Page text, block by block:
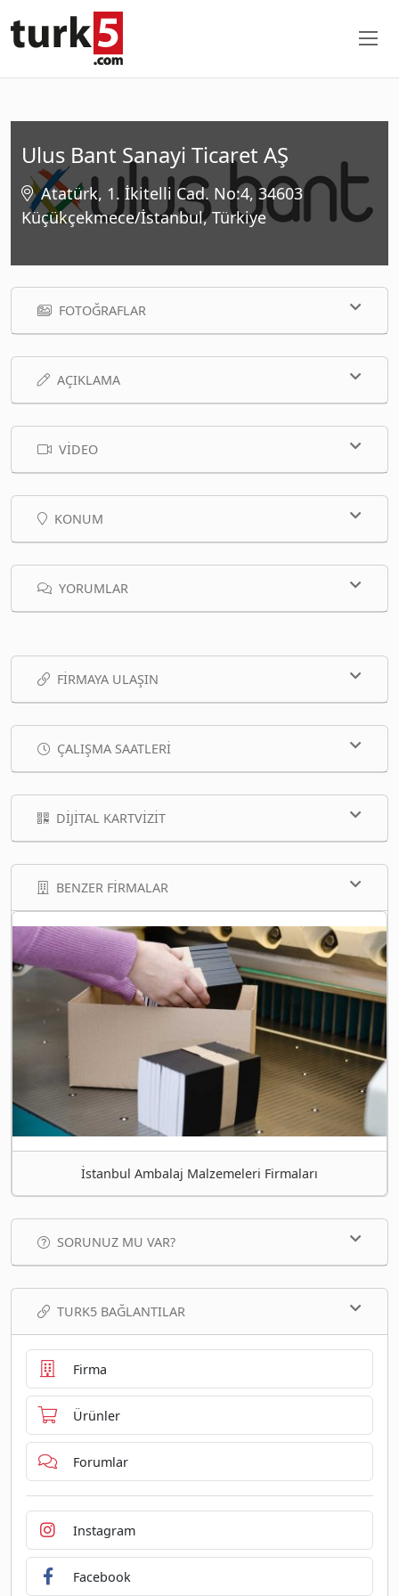
Ulus Bant Sanayi Ticaret AŞ
Atatürk, 1. İkitelli Cad. No:4, 34603
Küçükçekmece/İstanbul, Türkiye
FOTOĞRAFLAR
AÇIKLAMA
VIDEO
KONUM
YORUMLAR
FIRMAYA ULAŞIN
ÇALIŞMA SAATLERI
DIJITAL KARTVIZIT
BENZER FIRMALAR
İstanbul Ambalaj Malzemeleri Firmaları
SORUNUZ MU VAR?
TURK5 BAĞLANTILAR
Firma
Ürünler
Forumlar
Instagram
Facebook